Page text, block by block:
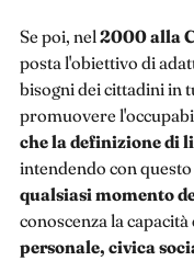
Se poi, nel2000 alla
posta l'obiettivo di
bisogni dei cittadini in
promuovere
che la definizione di
intendendo con
qualsiasi momento
conoscenza la
personale, civica